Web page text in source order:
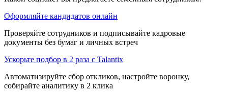
Оформляйте кандидатов онлайн
Проверяйте сотрудников и подписывайте кадровые
документы без бумаг и личных встреч
Ускорьте подбор в 2 раза с Talantix
Автоматизируйте сбор откликов, настройте воронку,
собирайте аналитику в 2 клика